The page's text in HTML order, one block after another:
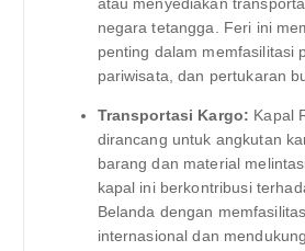
negara tetangga. Feri ini
penting dalam memfasilitasi
pariwisata, dan pertukaran
Transportasi Kargo: Kapal
dirancang untuk angkutan
barang dan material
kapal ini berkontribusi
Belanda dengan
internasional dan